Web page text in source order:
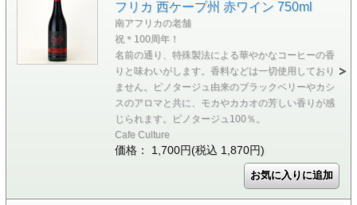
フリカ 西ケープ州 赤ワイン 750ml
南アフリカの老舗
祝＊100周年！
名前の通り、特殊製法による華やかなコーヒーの香
りと味わいがします。香料などは一切使用しており
ません。ピノタージュ由来のブラックベリーやカシ
スのアロマと共に、モカやカカオの芳しい香りが感
じられます。ピノタージュ100％。
Cafe Culture
価格： 1,700円(税込 1,870円)